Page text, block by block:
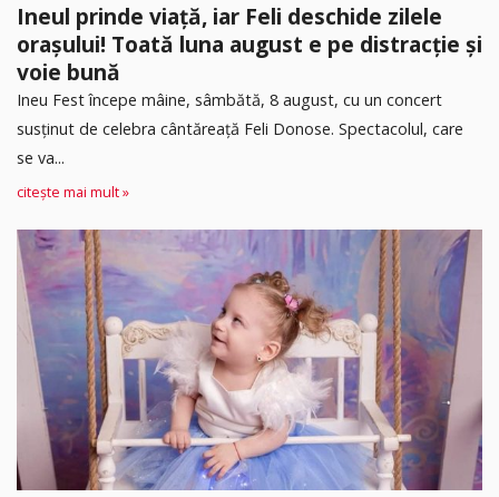
Ineul prinde viață, iar Feli deschide zilele
orașului! Toată luna august e pe distracție și
voie bună
Ineu Fest începe mâine, sâmbătă, 8 august, cu un concert
susținut de celebra cântăreață Feli Donose. Spectacolul, care
se va...
citește mai mult »